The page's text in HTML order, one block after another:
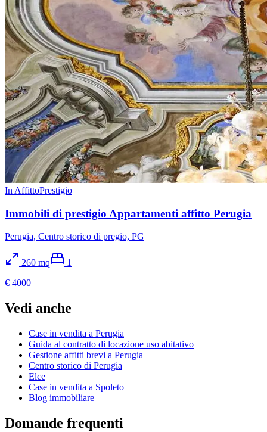
In AffittoPrestigio
Immobili di prestigio Appartamenti affitto Perugia
Perugia, Centro storico di pregio, PG
260 mq
1
€ 4000
Vedi anche
Case in vendita a Perugia
Guida al contratto di locazione uso abitativo
Gestione affitti brevi a Perugia
Centro storico di Perugia
Elce
Case in vendita a Spoleto
Blog immobiliare
Domande frequenti